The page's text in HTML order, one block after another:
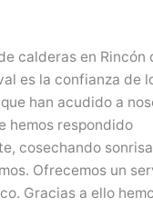
calderas en Rincón
es la confianza de
han acudido a
hemos respondido
cosechando
Ofrecemos un
Gracias a ello